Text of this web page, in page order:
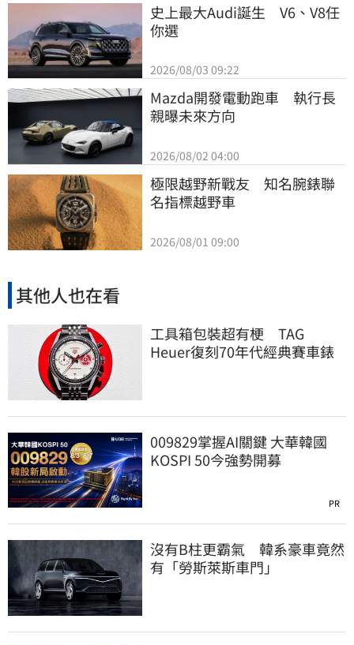
史上最大Audi誕生　V6、V8任
你選
2026/08/03 09:22
Mazda開發電動跑車　執行長
親曝未來方向
2026/08/02 04:00
極限越野新戰友　知名腕錶聯
名指標越野車
2026/08/01 09:00
其他人也在看
工具箱包裝超有梗 TAG
Heuer復刻70年代經典賽車錶
009829掌握AI關鍵 大華韓國
KOSPI 50今強勢開募
PR
沒有B柱更霸氣 韓系豪車竟然
有「勞斯萊斯車門」